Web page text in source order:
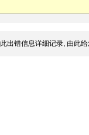
出错信息详细记录, 由此